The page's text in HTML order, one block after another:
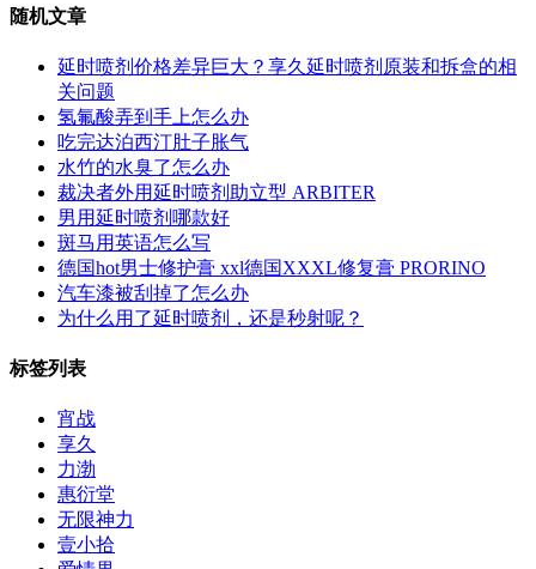
随机文章
延时喷剂价格差异巨大？享久延时喷剂原装和拆盒的相
关问题
氢氟酸弄到手上怎么办
吃完达泊西汀肚子胀气
水竹的水臭了怎么办
裁决者外用延时喷剂助立型 ARBITER
男用延时喷剂哪款好
斑马用英语怎么写
德国hot男士修护膏 xxl德国XXXL修复膏 PRORINO
汽车漆被刮掉了怎么办
为什么用了延时喷剂，还是秒射呢？
标签列表
宵战
享久
力渤
惠衍堂
无限神力
壹小拾